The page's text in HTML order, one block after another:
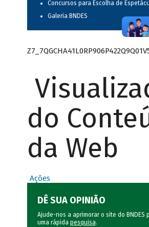
Concursos para Escolha de
Galeria BNDES
do
da Web
Ações
DÊ SUA OPINIÃO
Ajude-nos a aprimorar o site do BNDES
uma rápida pesquisa.